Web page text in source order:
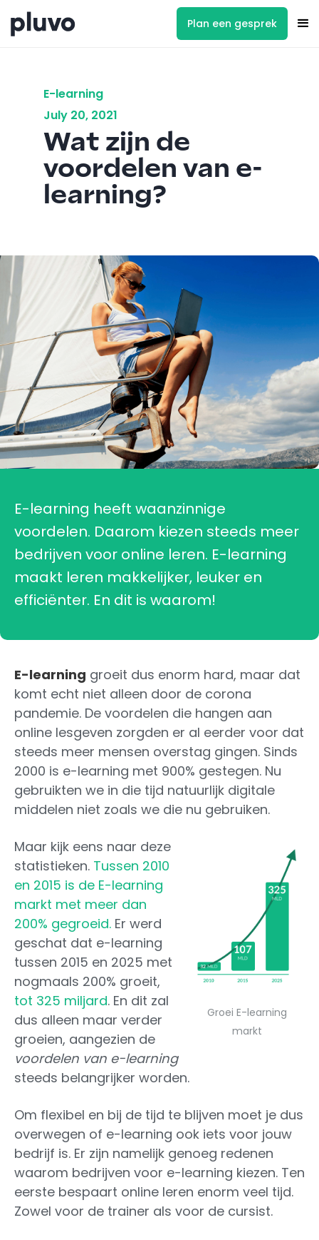
Plan een gesprek
E-learning
July 20, 2021
Wat zijn de
voordelen van e-
learning?
E-learning heeft waanzinnige
voordelen. Daarom kiezen steeds meer
bedrijven voor online leren. E-learning
maakt leren makkelijker, leuker en
efficiënter. En dit is waarom!
E-learning groeit dus enorm hard, maar dat
komt echt niet alleen door de corona
pandemie. De voordelen die hangen aan
online lesgeven zorgden er al eerder voor dat
steeds meer mensen overstag gingen. Sinds
2000 is e-learning met 900% gestegen. Nu
gebruikten we in die tijd natuurlijk digitale
middelen niet zoals we die nu gebruiken.
Groei E-learning
markt
Maar kijk eens naar deze
statistieken. Tussen 2010
en 2015 is de E-learning
markt met meer dan
200% gegroeid. Er werd
geschat dat e-learning
tussen 2015 en 2025 met
nogmaals 200% groeit,
tot 325 miljard. En dit zal
dus alleen maar verder
groeien, aangezien de
voordelen van e-learning
steeds belangrijker worden.
Om flexibel en bij de tijd te blijven moet je dus
overwegen of e-learning ook iets voor jouw
bedrijf is. Er zijn namelijk genoeg redenen
waarom bedrijven voor e-learning kiezen. Ten
eerste bespaart online leren enorm veel tijd.
Zowel voor de trainer als voor de cursist.